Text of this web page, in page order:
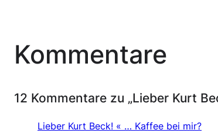
Kommentare
12 Kommentare zu „Lieber Kurt
Lieber Kurt Beck! « … Kaffee bei mir?